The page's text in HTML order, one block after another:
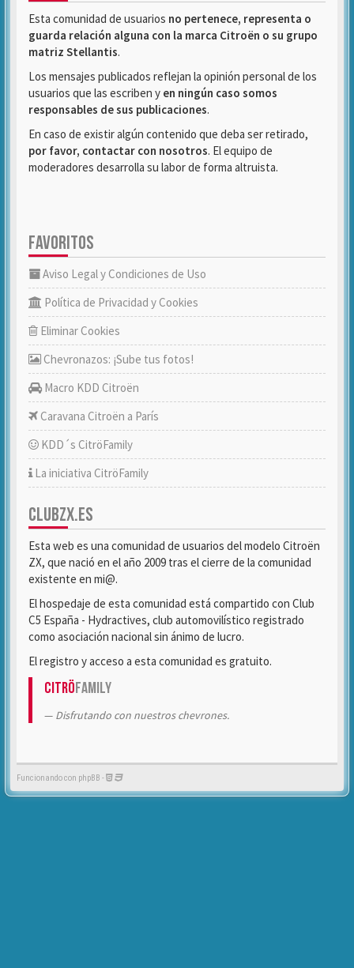
Esta comunidad de usuarios no pertenece, representa o
guarda relación alguna con la marca Citroën o su grupo
matriz Stellantis.
Los mensajes publicados reflejan la opinión personal de los
usuarios que las escriben y en ningún caso somos
responsables de sus publicaciones.
En caso de existir algún contenido que deba ser retirado,
por favor, contactar con nosotros. El equipo de
moderadores desarrolla su labor de forma altruista.
FAVORITOS
Aviso Legal y Condiciones de Uso
Política de Privacidad y Cookies
Eliminar Cookies
Chevronazos: ¡Sube tus fotos!
Macro KDD Citroën
Caravana Citroën a París
KDD´s CitröFamily
La iniciativa CitröFamily
CLUBZX.ES
Esta web es una comunidad de usuarios del modelo Citroën
ZX, que nació en el año 2009 tras el cierre de la comunidad
existente en mi@.
El hospedaje de esta comunidad está compartido con Club
C5 España - Hydractives, club automovilístico registrado
como asociación nacional sin ánimo de lucro.
El registro y acceso a esta comunidad es gratuito.
CitröFamily
Disfrutando con nuestros chevrones.
Funcionando con phpBB -